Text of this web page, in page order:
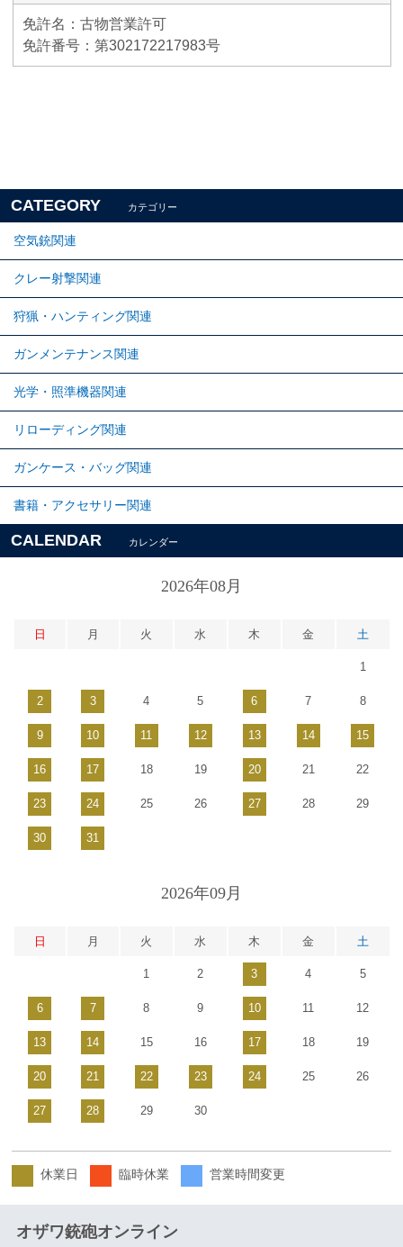
免許名：古物営業許可
免許番号：第302172217983号
CATEGORY カテゴリー
空気銃関連
クレー射撃関連
狩猟・ハンティング関連
ガンメンテナンス関連
光学・照準機器関連
リローディング関連
ガンケース・バッグ関連
書籍・アクセサリー関連
CALENDAR カレンダー
2026年08月
日 月 火 水 木 金 土
1
2 3 4 5 6 7 8
9 10 11 12 13 14 15
16 17 18 19 20 21 22
23 24 25 26 27 28 29
30 31
2026年09月
日 月 火 水 木 金 土
1 2 3 4 5
6 7 8 9 10 11 12
13 14 15 16 17 18 19
20 21 22 23 24 25 26
27 28 29 30
休業日 臨時休業 営業時間変更
オザワ銃砲オンライン